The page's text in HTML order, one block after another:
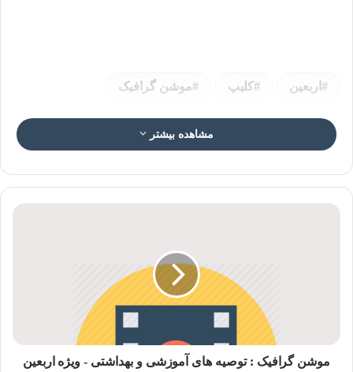
اربعین کلیپ موشن گرافیک
ویژه اربعین
مشاهده بیشتر
موشن گرافیک : توصیه های آموزشی و بهداشتی - ویژه اربعین